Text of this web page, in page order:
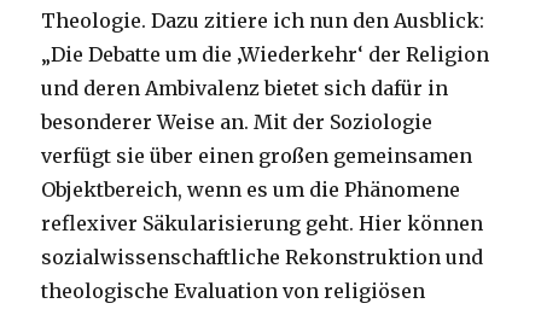
Theologie. Dazu zitiere ich nun den Ausblick:
„Die Debatte um die ‚Wiederkehr‘ der Religion
und deren Ambivalenz bietet sich dafür in
besonderer Weise an. Mit der Soziologie
verfügt sie über einen großen gemeinsamen
Objektbereich, wenn es um die Phänomene
reflexiver Säkularisierung geht. Hier können
sozialwissenschaftliche Rekonstruktion und
theologische Evaluation von religiösen